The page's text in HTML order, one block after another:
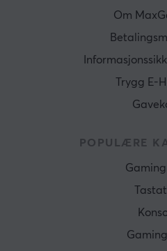
Om
Trygg E-
POPULÆRE